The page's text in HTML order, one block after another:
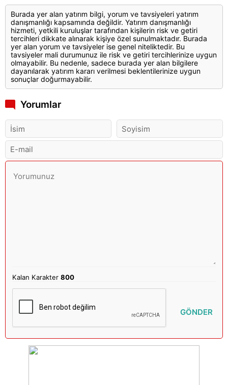
Burada yer alan yatırım bilgi, yorum ve tavsiyeleri yatırım
danışmanlığı kapsamında değildir. Yatırım danışmanlığı
hizmeti, yetkili kuruluşlar tarafından kişilerin risk ve getiri
tercihleri dikkate alınarak kişiye özel sunulmaktadır. Burada
yer alan yorum ve tavsiyeler ise genel niteliktedir. Bu
tavsiyeler mali durumunuz ile risk ve getiri tercihlerinize uygun
olmayabilir. Bu nedenle, sadece burada yer alan bilgilere
dayanılarak yatırım kararı verilmesi beklentilerinize uygun
sonuçlar doğurmayabilir.
Yorumlar
Kalan Karakter800
GÖNDER